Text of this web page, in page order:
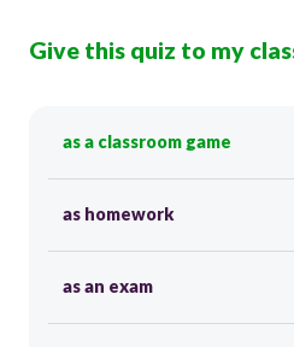
Give this quiz to my
as a classroom game
as homework
as an exam